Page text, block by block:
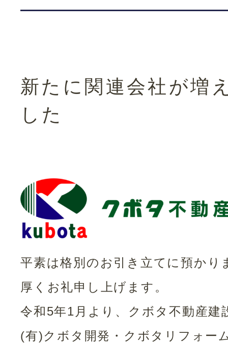
新たに関連会社が増
した
平素は格別のお引き立てに預かり
厚くお礼申し上げます。
令和5年1月より、クボタ不動産建
(有)クボタ開発・クボタリフォー